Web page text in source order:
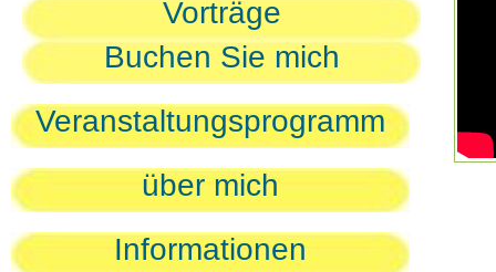
Vorträge
Buchen Sie mich
Veranstaltungsprogramm
über mich
Informationen